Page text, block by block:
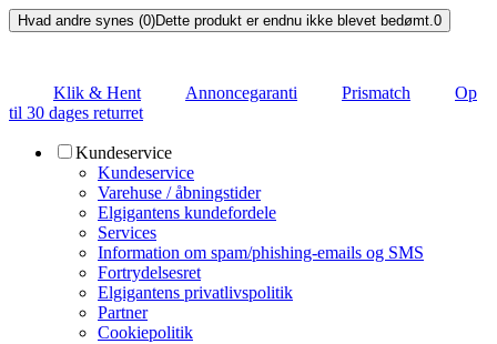
Hvad andre synes (0)Dette produkt er endnu ikke blevet bedømt.0
Klik & Hent Annoncegaranti Prismatch
Op
til 30 dages returret
Kundeservice
Kundeservice
Varehuse / åbningstider
Elgigantens kundefordele
Services
Information om spam/phishing-emails og SMS
Fortrydelsesret
Elgigantens privatlivspolitik
Partner
Cookiepolitik